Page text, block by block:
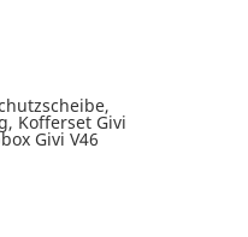
Kofferset Givi
Givi V46